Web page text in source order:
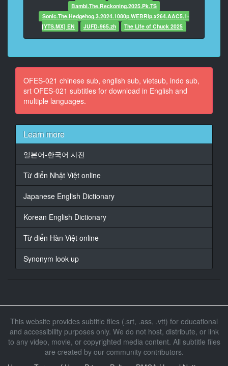
11
At 00:01:34,690, Character said: はい、インタビュー
させていただきます。
At 00:01:37,810, Character said: ちょっといろいろ聞
きたいんですけど、私と隣が知りたいので、名前と年
齢とご職業と、
結婚されて何年とか、夫妻の関係とか、言いたいこと
At 00:01:49,650, Character said: 名前、年齢、ご職
At 00:01:52,830, Character said: どうぞ、じゃあ可愛
い方から。 私からですか?
15
At 00:01:57,610, Character said: じゃあ、はい。
16
At 00:01:58,810, Character said: ミッキーです。
At 00:01:59,970, Character said: 31歳です。 仕事は今
がとうございます。
19
At 00:02:07,250, Character said: じゃあ、はい、専業
主婦の隣の方。
Bambi.The.Reckoning.2025.Pk.TS
Sonic.The.Hedgehog.3.2024.1080p.WEBRip.x264.AAC5.1-
[YTS.MX] EN
JUFD-965.zh The Life of Chuck 2025
OFES-021 chinese sub, english sub, vietsub, indo sub,
srt OFES-021 subtitles for download in English and
multiple languages.
Learn more
일본어-한국어 사전
Từ điển Nhật Việt online
Japanese English Dictionary
Korean English Dictionary
Từ điển Hàn Việt online
Synonym look up
This website provides subtitle files (.srt, .ass, .vtt) for educational
and accessibility purposes only. We do not host, distribute, or link
to any video, movie, or copyrighted media content. All subtitle files
are created by our community contributors.